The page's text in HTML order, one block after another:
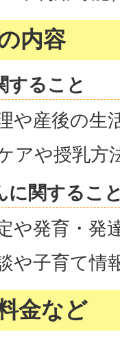
内容
すること
や産後の生
アや授乳方
に関すること
や発育・発
や子育て情
金など